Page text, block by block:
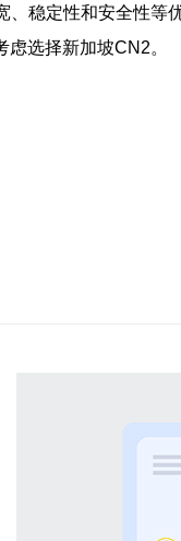
稳定性和安全性
选择新加坡CN2。